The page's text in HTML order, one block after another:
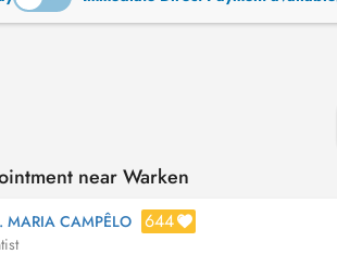
near Warken
MARIA CAMPÊLO 644